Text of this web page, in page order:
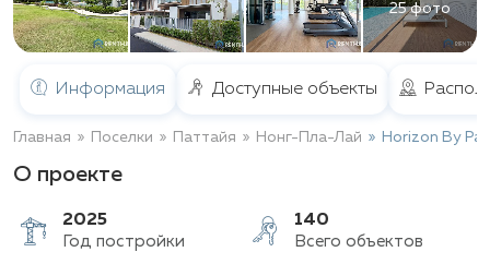
25 фото
Информация Доступные объекты
Главная Поселки Паттайя Нонг-Пла-Лай Horizon By
О проекте